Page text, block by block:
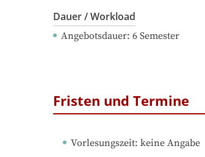
Dauer / Workload
Angebotsdauer: 6 Semester
Fristen und Termine
Vorlesungszeit: keine Angabe